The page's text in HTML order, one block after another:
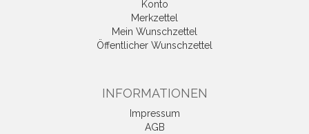
Konto
Merkzettel
Mein Wunschzettel
Öffentlicher Wunschzettel
INFORMATIONEN
Impressum
AGB